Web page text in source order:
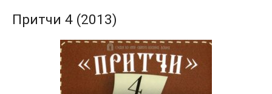
Притчи 4 (2013)